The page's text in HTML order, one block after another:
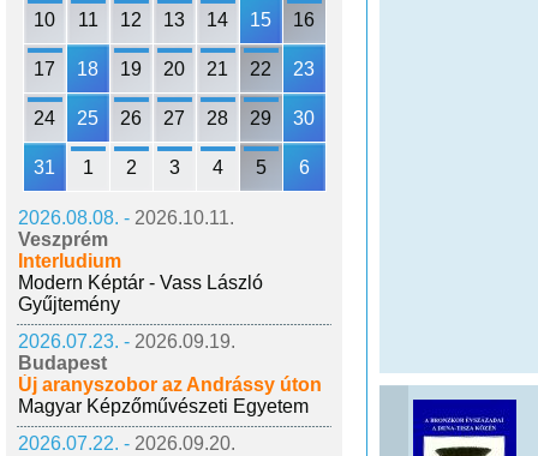
10 11 12 13 14 15 16
17 18 19 20 21 22 23
24 25 26 27 28 29 30
31 1 2 3 4 5 6
2026.08.08. - 2026.10.11.
Veszprém
Interludium
Modern Képtár - Vass László
Gyűjtemény
2026.07.23. - 2026.09.19.
Budapest
Új aranyszobor az Andrássy úton
Magyar Képzőművészeti Egyetem
2026.07.22. - 2026.09.20.